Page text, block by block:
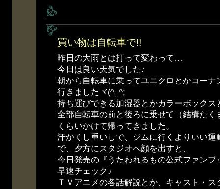
買い物は自転車で!!
昨日の大雨とは打って変わって…
今日は良い天気でした♪
朝から自転車に乗ってユニクロとかコーナ
行きましたヾ(^_^;
持ち運びできる加湿器とかカラーボックス
全部自転車の前と後ろに乗せて（結構たく
くらいかけて帰ってきました。
汗かくし重いしで、ジムに行くよりいい運
で、夕方にスタジオへ顔を出すと、
今日発売の『うたわれるもの公式ファンブ
早速チェック♪
ＴＶアニメの各話解説とか、キャスト・